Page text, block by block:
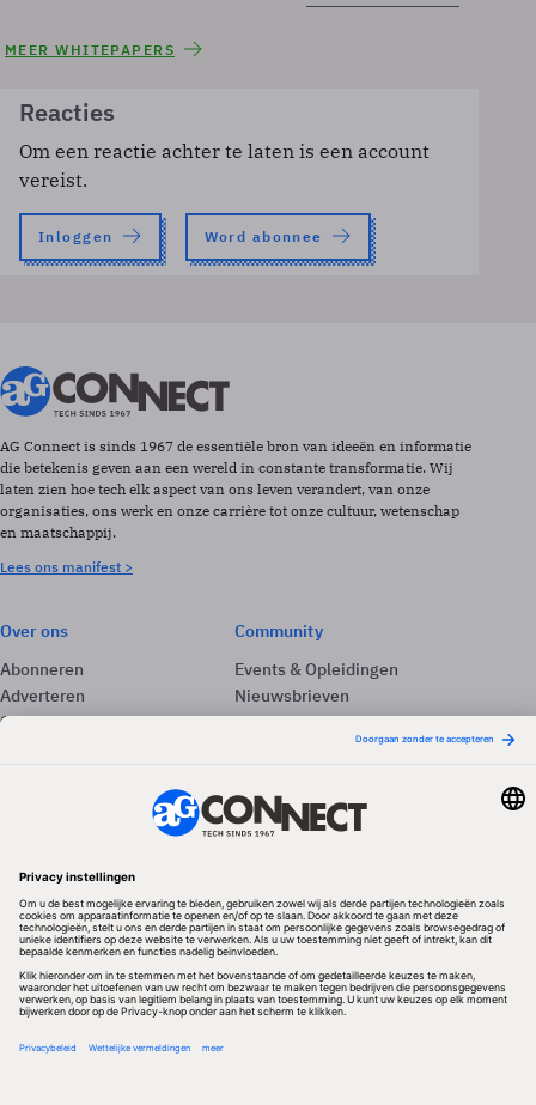
MEER WHITEPAPERS
Reacties
Om een reactie achter te laten is een account
vereist.
Inloggen Word abonnee
AG Connect is sinds 1967 de essentiële bron van ideeën en informatie
die betekenis geven aan een wereld in constante transformatie. Wij
laten zien hoe tech elk aspect van ons leven verandert, van onze
organisaties, ons werk en onze carrière tot onze cultuur, wetenschap
en maatschappij.
Lees ons manifest >
Over ons
Abonneren
Adverteren
Contact
Community
Events & Opleidingen
Nieuwsbrieven
Vacatures
Redactionele partner